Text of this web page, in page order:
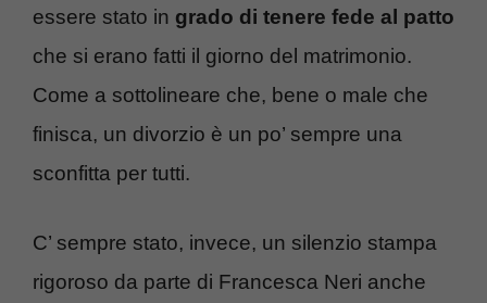
essere stato in grado di tenere fede al patto
che si erano fatti il giorno del matrimonio.
Come a sottolineare che, bene o male che
finisca, un divorzio è un po’ sempre una
sconfitta per tutti.
C’ sempre stato, invece, un silenzio stampa
rigoroso da parte di Francesca Neri anche